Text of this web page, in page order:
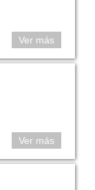
Ver más
Ver más